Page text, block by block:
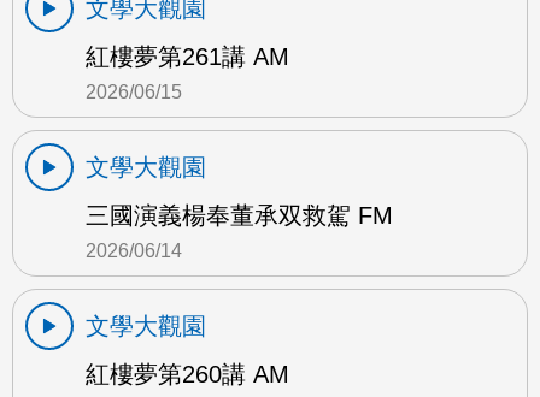
文學大觀園
紅樓夢第261講 AM
2026/06/15
文學大觀園
三國演義楊奉董承双救駕 FM
2026/06/14
文學大觀園
紅樓夢第260講 AM